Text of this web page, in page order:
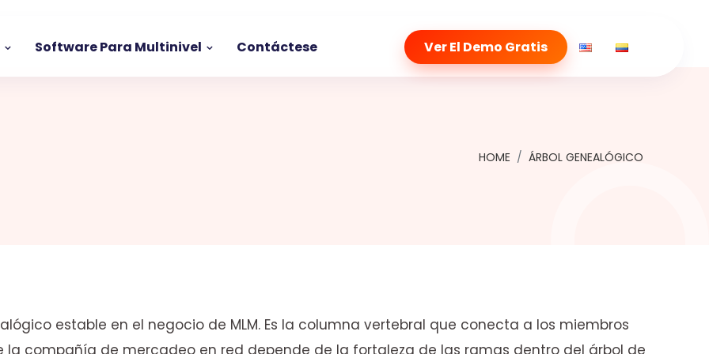
Software Para Multinivel Contáctese Ver El Demo Gratis
HOME ÁRBOL GENEALÓGICO
estable en el negocio de MLM. Es la columna vertebral que conecta a los miembros
la compañía de mercadeo en red depende de la fortaleza de las ramas dentro del árbol de